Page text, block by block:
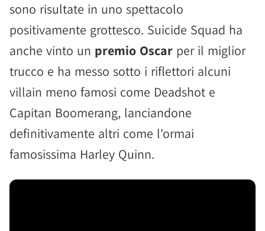
sono risultate in uno spettacolo
positivamente grottesco. Suicide Squad ha
anche vinto un premio Oscar per il miglior
trucco e ha messo sotto i riflettori alcuni
villain meno famosi come Deadshot e
Capitan Boomerang, lanciandone
definitivamente altri come l'ormai
famosissima Harley Quinn.